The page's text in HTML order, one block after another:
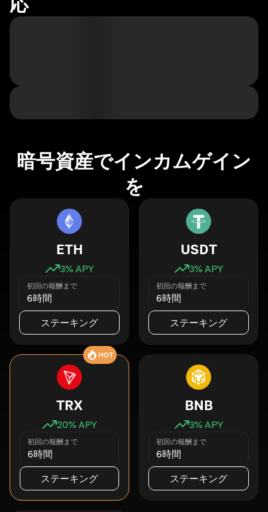
暗号資産でインカムゲイン
を
ETH
3% APY
初回の報酬まで
6時間
ステーキング
USDT
3% APY
初回の報酬まで
6時間
ステーキング
HOT
TRX
20% APY
初回の報酬まで
6時間
ステーキング
BNB
3% APY
初回の報酬まで
6時間
ステーキング